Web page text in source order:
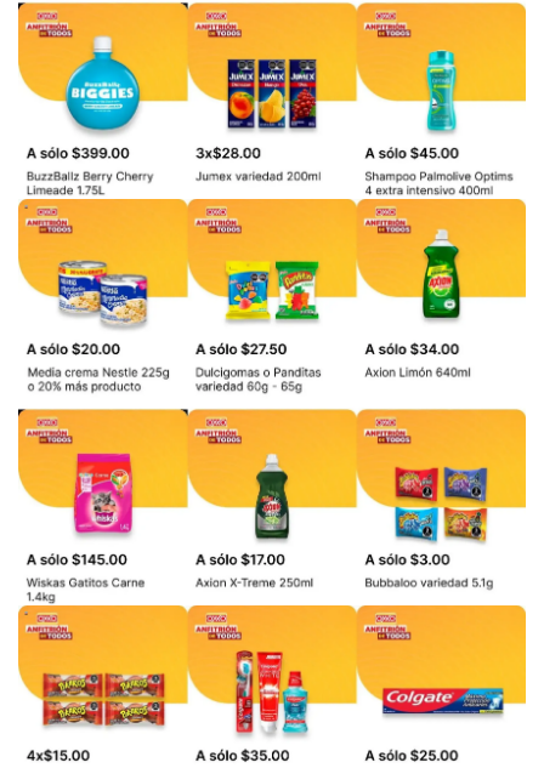
PUBLICIDAD
PUBLICIDAD